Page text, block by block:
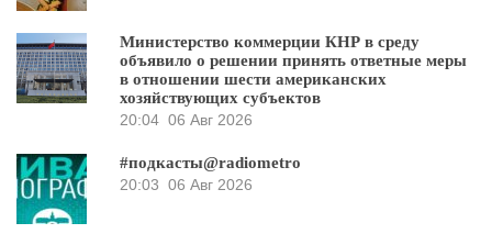
Министерство коммерции КНР в среду
объявило о решении принять ответные меры
в отношении шести американских
хозяйствующих субъектов
20:04 06 Авг 2026
#подкасты@radiometro
20:03 06 Авг 2026